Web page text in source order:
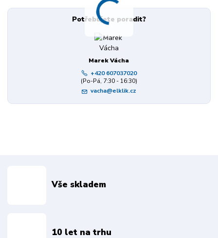
Potřebujete poradit?
Marek Vácha
+420 607037020
(Po-Pá, 7:30 - 16:30)
vacha@elklik.cz
Vše skladem
10 let na trhu